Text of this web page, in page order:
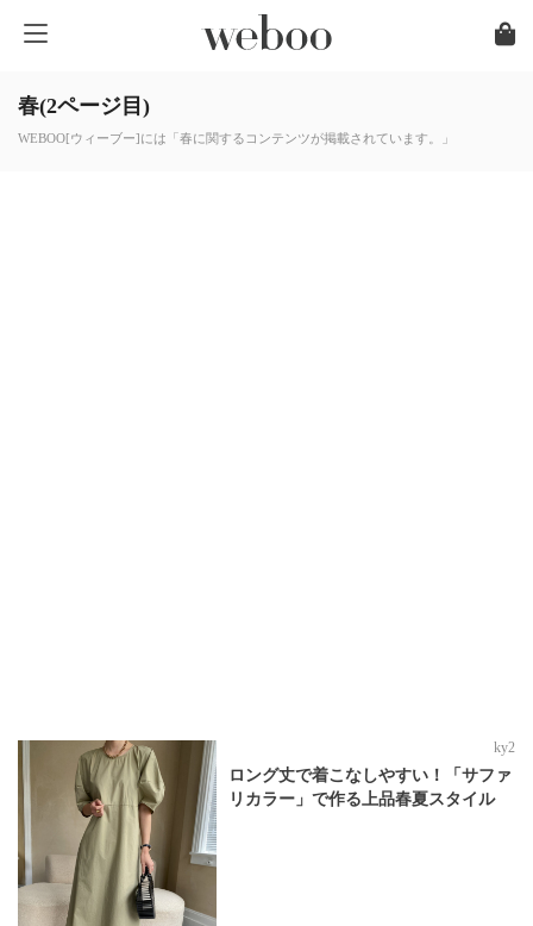
春(2ページ目)
WEBOO[ウィーブー]には「春に関するコンテンツが掲載されています。」
ky2
ロング丈で着こなしやすい！「サファ
リカラー」で作る上品春夏スタイル